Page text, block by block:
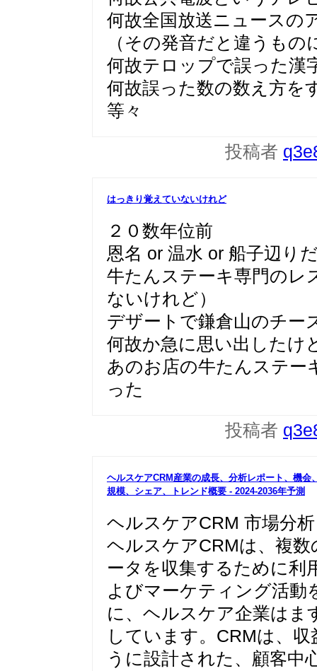
何故全国放送ニュースの
（その発音だと違うもの
何故テロップで誤った漢
何故誤った数の数え方を
等々
投稿者
はっきり覚えていないけれど
２０数年位前
恩名 or 温水 or 船子辺り
牛たんステーキ専門のレ
ないけれど）
デザートで鎌倉山のチー
何故か急に思い出したけ
あのお店の牛たんステー
った
投稿者
ヘルスケアCRM産業の成長、分析レポート、機会
規模、シェア、トレンド概要 - 2024-2036年予測
ヘルスケアCRM 市場分析
ヘルスケアCRMは、複
ータを収集するために利
よびマーケティング活動
に、ヘルスケア企業はま
しています。CRMは、
うに設計された、顧客中